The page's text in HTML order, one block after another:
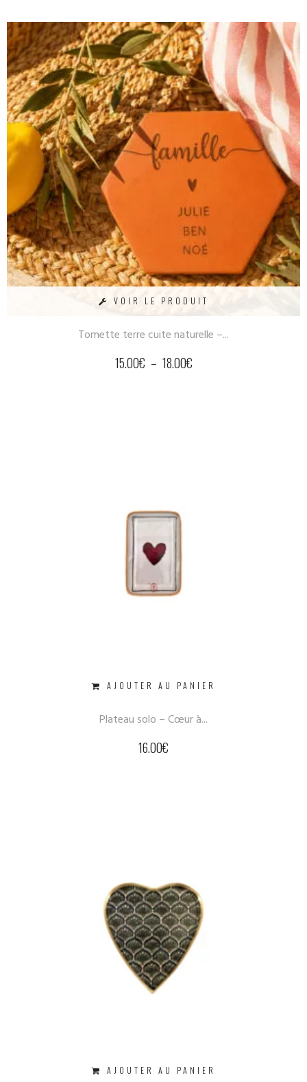
VOIR LE PRODUIT
Tomette terre cuite naturelle –...
15.00€ – 18.00€
AJOUTER AU PANIER
Plateau solo – Cœur à...
16.00€
AJOUTER AU PANIER